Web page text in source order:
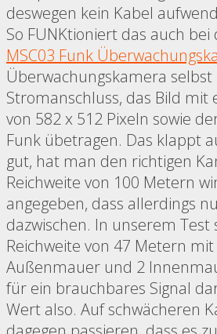
deswegen kein Kabel
So FUNKtioniert das auch bei
MSC03 Funk
Überwachungskamera
Stromanschluss, das Bild mit
von 582 x 512 Pixeln sowie
Funk übetragen. Das klappt
gut, hat man den richtigen
Reichweite von 100 Metern
angegeben, dass allerdings
dazwischen. In unserem Test
Reichweite von 47 Metern
Außenmauer und 2
für ein brauchbares Signal
Wert also. Auf schwächeren